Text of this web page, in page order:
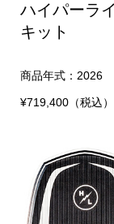
ハイパーラ
キット
商品年式：2026
¥719,400（税込）